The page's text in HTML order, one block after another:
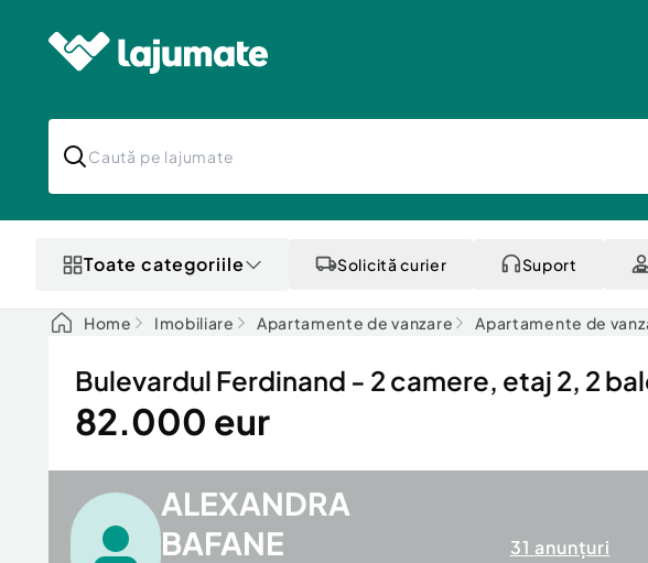
Toate categoriile Solicită curier Suport
Home Imobiliare Apartamente de vanzare Apartamente de
Bulevardul Ferdinand - 2 camere, etaj 2, 2
82.000 eur
ALEXANDRA
BAFANE
31 anunțuri